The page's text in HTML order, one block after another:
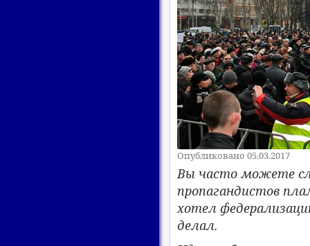
Опубликовано 05.03.2017
Вы часто можете
пропагандистов
хотел
делал.